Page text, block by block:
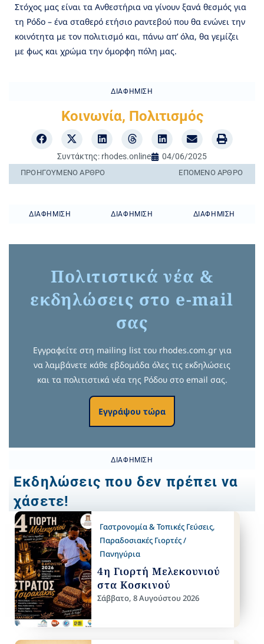
Στόχος μας είναι τα Ανθεστήρια να γίνουν ξανά θεσμός για
τη Ρόδο – ένα σταθερό ετήσιο ραντεβού που θα ενώνει την
κοινότητα με τον πολιτισμό και, πάνω απ’ όλα, θα γεμίζει
με φως και χρώμα την όμορφη πόλη μας.
ΔΙΑΦΉΜΙΣΗ
Κοινωνία, Πολιτισμός
Συντάκτης: rhodes.online 04/06/2025
ΠΡΟΗΓΟΎΜΕΝO ΆΡΘΡΟ ΕΠΌΜΕΝΟ ΆΡΘΡΟ
ΔΙΑΦΉΜΙΣΗ ΔΙΑΦΉΜΙΣΗ ΔΙΑΦΉΜΙΣΗ
Πολιτιστικά νέα &
εκδηλώσεις στο e-mail
σας
Εγγραφείτε στη mailing list του rhodes.com.gr για
να λαμβάνετε κάθε εβδομάδα όλες τις εκδηλώσεις
και τα πολιτιστικά νέα της Ρόδου στο email σας.
Εγγράψου τώρα
ΔΙΑΦΉΜΙΣΗ
Εκδηλώσεις που δεν πρέπει να
χάσετε!
Γαστρονομία & Τοπικές Γεύσεις,
Παραδοσιακές Γιορτές /
Πανηγύρια
4η Γιορτή Μελεκουνιού
στα Κοσκινού
Σάββατο, 8 Αυγούστου 2026